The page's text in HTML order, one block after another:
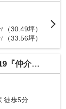
30.49坪）
33.56坪）
新築戸建て
徒歩5分